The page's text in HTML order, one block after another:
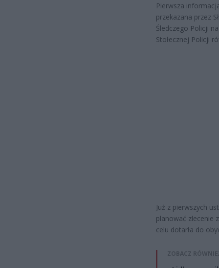
Pierwsza
przekazana przez
Śledczego Policji
Stołecznej Policji
Już z pierwszych
planować zlecenie
celu dotarła do
ZOBACZ